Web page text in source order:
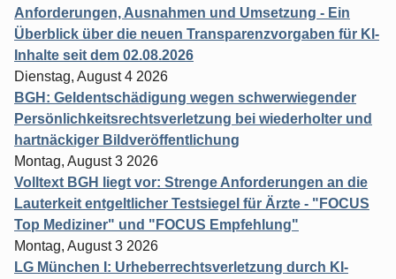
Anforderungen, Ausnahmen und Umsetzung - Ein
Überblick über die neuen Transparenzvorgaben für KI-
Inhalte seit dem 02.08.2026
Dienstag, August 4 2026
BGH: Geldentschädigung wegen schwerwiegender
Persönlichkeitsrechtsverletzung bei wiederholter und
hartnäckiger Bildveröffentlichung
Montag, August 3 2026
Volltext BGH liegt vor: Strenge Anforderungen an die
Lauterkeit entgeltlicher Testsiegel für Ärzte - "FOCUS
Top Mediziner" und "FOCUS Empfehlung"
Montag, August 3 2026
LG München I: Urheberrechtsverletzung durch KI-